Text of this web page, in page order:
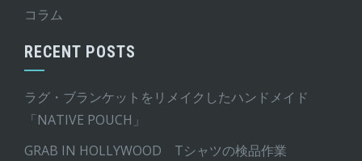
コラム
RECENT POSTS
ラグ・ブランケットをリメイクしたハンドメイド
「NATIVE POUCH」
GRAB IN HOLLYWOOD Tシャツの検品作業